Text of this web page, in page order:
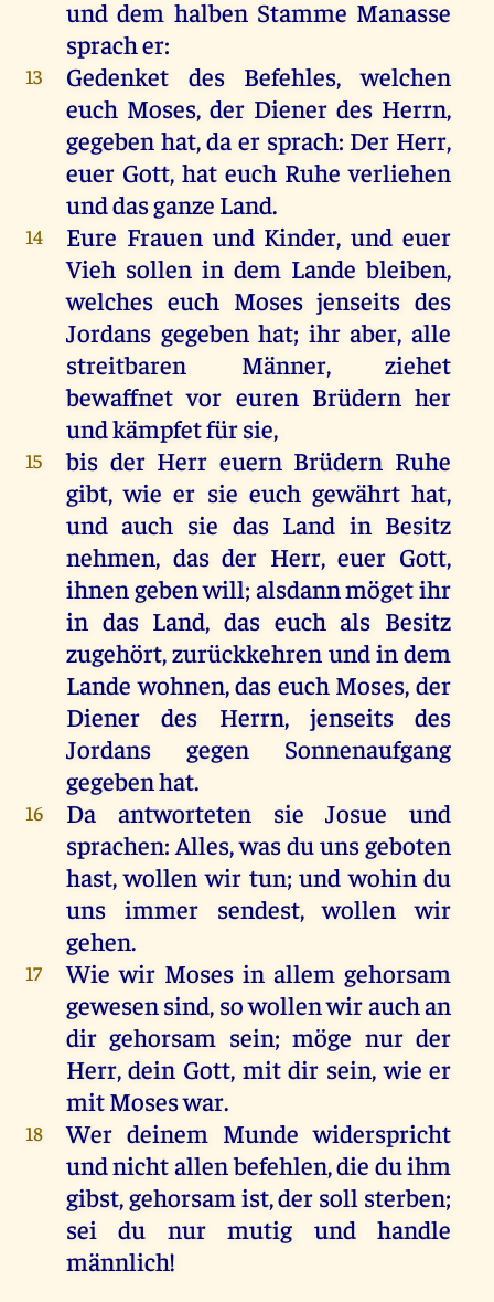
und dem halben Stamme Manasse
sprach er:
13
Gedenket des Befehles, welchen
euch Moses, der Diener des Herrn,
gegeben hat, da er sprach: Der Herr,
euer Gott, hat euch Ruhe verliehen
und das ganze Land.
14
Eure Frauen und Kinder, und euer
Vieh sollen in dem Lande bleiben,
welches euch Moses jenseits des
Jordans gegeben hat; ihr aber, alle
streitbaren Männer, ziehet
bewaffnet vor euren Brüdern her
und kämpfet für sie,
15
bis der Herr euern Brüdern Ruhe
gibt, wie er sie euch gewährt hat,
und auch sie das Land in Besitz
nehmen, das der Herr, euer Gott,
ihnen geben will; alsdann möget ihr
in das Land, das euch als Besitz
zugehört, zurückkehren und in dem
Lande wohnen, das euch Moses, der
Diener des Herrn, jenseits des
Jordans gegen Sonnenaufgang
gegeben hat.
16
Da antworteten sie Josue und
sprachen: Alles, was du uns geboten
hast, wollen wir tun; und wohin du
uns immer sendest, wollen wir
gehen.
17
Wie wir Moses in allem gehorsam
gewesen sind, so wollen wir auch an
dir gehorsam sein; möge nur der
Herr, dein Gott, mit dir sein, wie er
mit Moses war.
18
Wer deinem Munde widerspricht
und nicht allen befehlen, die du ihm
gibst, gehorsam ist, der soll sterben;
sei du nur mutig und handle
männlich!